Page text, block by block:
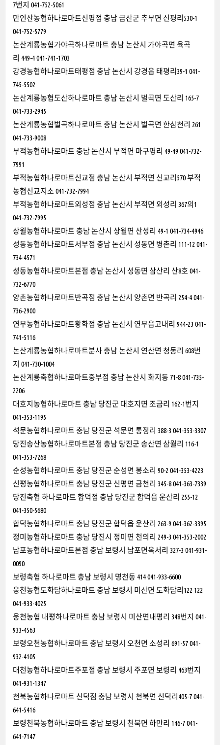
7번지 041-752-5061
만인산농협하나로마트신평점 충남 금산군 추부면 신평리530-1
041-752-5779
논산계룡농협가야곡하나로마트 충남 논산시 가야곡면 육곡
리 449-4 041-741-1703
강경농협하나로마트태평점 충남 논산시 강경읍 태평리39-1 041-
745-5502
논산계룡농협도산하나로마트 충남 논산시 벌곡면 도산리 165-7
041-733-2945
논산계룡농협벌곡하나로마트 충남 논산시 벌곡면 한삼천리 261
041-733-9008
부적농협하나로마트 충남 논산시 부적면 마구평리 49-49 041-732-
7991
부적농협하나로마트신교점 충남 논산시 부적면 신교리570 부적
농협신교지소 041-732-7994
부적농협하나로마트외성점 충남 논산시 부적면 외성리 367의1
041-732-7995
상월농협하나로마트 충남 논산시 상월면 산성리 49-1 041-734-4946
성동농협하나로마트서부점 충남 논산시 성동면 병촌리 111-12 041-
734-4571
성동농협하나로마트본점 충남 논산시 성동면 삼산리 산8호 041-
732-6770
양촌농협하나로마트반곡점 충남 논산시 양촌면 반곡리 254-4 041-
736-2900
연무농협하나로마트황화점 충남 논산시 연무읍고내리 944-23 041-
741-5116
논산계룡농협하나로마트분사 충남 논산시 연산면 청동리 608번
지 041-730-1004
논산계룡축협하나로마트중부점 충남 논산시 화지동 71-8 041-735-
2206
대호지농협하나로마트 충남 당진군 대호지면 조금리 162-1번지
041-353-1195
석문농협하나로마트 충남 당진군 석문면 통정리 388-3 041-353-3307
당진송산농협하나로마트본점 충남 당진군 송산면 삼월리 116-1
041-353-7268
순성농협하나로마트 충남 당진군 순성면 봉소리 90-2 041-353-4223
신평농협하나로마트 충남 당진군 신평면 금천리 345-8 041-363-7339
당진축협 하나로마트 합덕점 충남 당진군 합덕읍 운산리 255-12
041-350-5680
합덕농협하나로마트 충남 당진군 합덕읍 운산리 263-9 041-362-3395
정미농협하나로마트 충남 당진시 정미면 천의리 249-3 041-353-2002
남포농협하나로마트본점 충남 보령시 남포면옥서리 327-3 041-931-
0090
보령축협 하나로마트 충남 보령시 명천동 414 041-933-6600
웅천농협도화담하나로마트 충남 보령시 미산면 도화담리122 122
041-933-4025
웅천농협 내평하나로마트 충남 보령시 미산면내평리 348번지 041-
933-4563
보령오천농협하나로마트 충남 보령시 오천면 소성리 691-57 041-
932-4105
대천농협하나로마트주포점 충남 보령시 주포면 보령리 463번지
041-931-1347
천북농협하나로마트 신덕점 충남 보령시 천북면 신덕리405-7 041-
641-5416
보령천북농협하나로마트 충남 보령시 천북면 하만리 146-7 041-
641-7147